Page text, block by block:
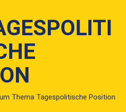
Thema Tagespolitische Position